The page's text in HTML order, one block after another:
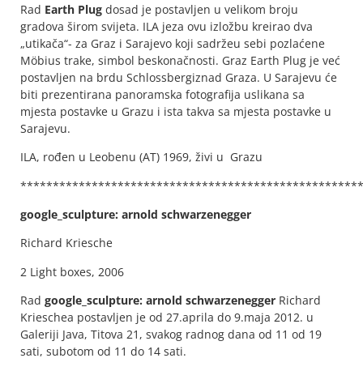
Rad Earth Plug dosad je postavljen u velikom broju
gradova širom svijeta. ILA jeza ovu izložbu kreirao dva
„utikača“- za Graz i Sarajevo koji sadržeu sebi pozlaćene
Möbius trake, simbol beskonačnosti. Graz Earth Plug je već
postavljen na brdu Schlossbergiznad Graza. U Sarajevu će
biti prezentirana panoramska fotografija uslikana sa
mjesta postavke u Grazu i ista takva sa mjesta postavke u
Sarajevu.
ILA, rođen u Leobenu (AT) 1969, živi u Grazu
google_sculpture: arnold schwarzenegger
Richard Kriesche
2 Light boxes, 2006
Rad google_sculpture: arnold schwarzenegger Richard
Krieschea postavljen je od 27.aprila do 9.maja 2012. u
Galeriji Java, Titova 21, svakog radnog dana od 11 od 19
sati, subotom od 11 do 14 sati.